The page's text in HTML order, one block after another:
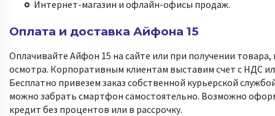
Интернет-магазин и офлайн-офисы продаж.
Оплата и доставка Айфона 15
Оплачивайте Айфон 15 на сайте или при получении товара,
осмотра. Корпоративным клиентам выставим счет с НДС
Бесплатно привезем заказ собственной курьерской
можно забрать смартфон самостоятельно. Возможно
кредит без процентов или в рассрочку.